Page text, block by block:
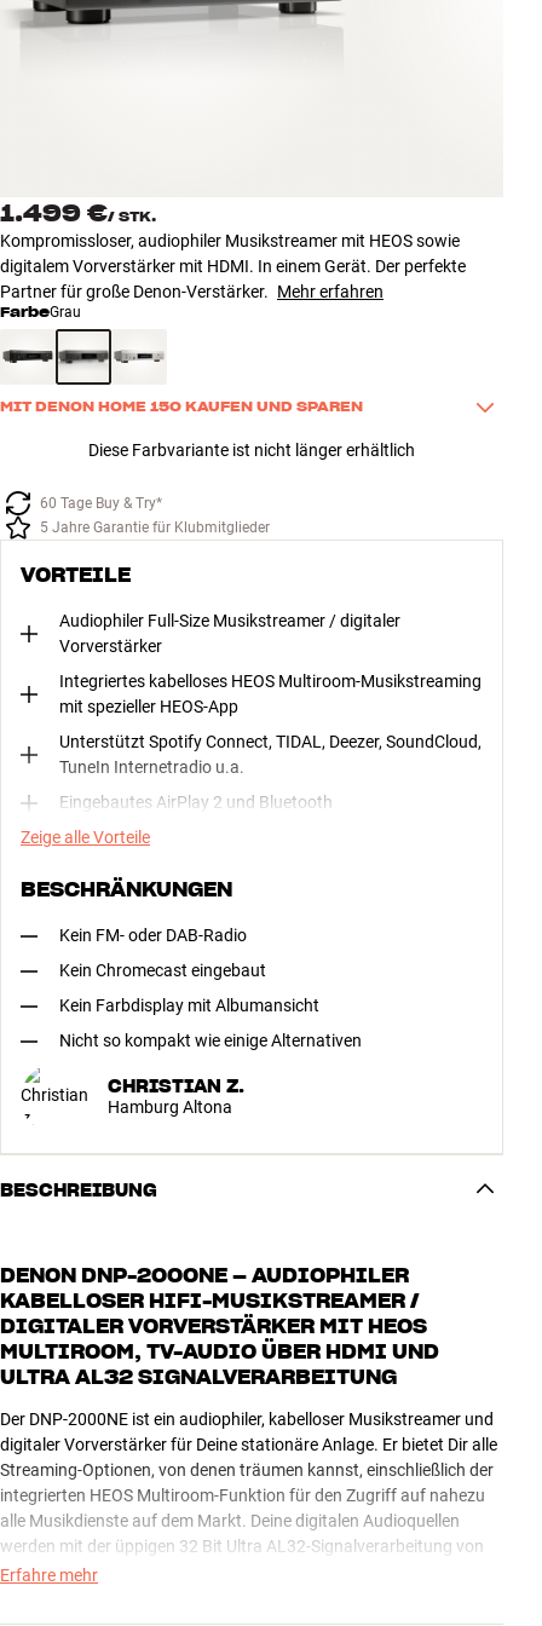
Zubehör
NEUHEITEN
ANGEBOTE
Store Finden
Kundendienst
Anmelden
Kundendienst
1.499 €/ STK.
Kompromissloser, audiophiler Musikstreamer mit HEOS sowie
digitalem Vorverstärker mit HDMI. In einem Gerät. Der perfekte
Partner für große Denon-Verstärker. Mehr erfahren
FarbeGrau
MIT DENON HOME 150 KAUFEN UND SPAREN
Kaufe dieses Produkt zusammen mit einem Denon Home 150 und
weiteren Raum – zum Beispiel in die Küche, ins Büro oder ins
Schlafzimmer.
Diese Farbvariante ist nicht länger erhältlich
60 Tage Buy & Try*
5 Jahre Garantie für Klubmitglieder
VORTEILE
Audiophiler Full-Size Musikstreamer / digitaler
Vorverstärker
Integriertes kabelloses HEOS Multiroom-Musikstreaming
mit spezieller HEOS-App
Unterstützt Spotify Connect, TIDAL, Deezer, SoundCloud,
TuneIn Internetradio u.a.
Eingebautes AirPlay 2 und Bluetooth
Zeige alle Vorteile
BESCHRÄNKUNGEN
Kein FM- oder DAB-Radio
Kein Chromecast eingebaut
Kein Farbdisplay mit Albumansicht
Nicht so kompakt wie einige Alternativen
CHRISTIAN Z.
Hamburg Altona
BESCHREIBUNG
DENON DNP-2000NE – AUDIOPHILER
KABELLOSER HIFI-MUSIKSTREAMER /
DIGITALER VORVERSTÄRKER MIT HEOS
MULTIROOM, TV-AUDIO ÜBER HDMI UND
ULTRA AL32 SIGNALVERARBEITUNG
Der DNP-2000NE ist ein audiophiler, kabelloser Musikstreamer und
digitaler Vorverstärker für Deine stationäre Anlage. Er bietet Dir alle
Streaming-Optionen, von denen träumen kannst, einschließlich der
integrierten HEOS Multiroom-Funktion für den Zugriff auf nahezu
alle Musikdienste auf dem Markt. Deine digitalen Audioquellen
werden mit der üppigen 32 Bit Ultra AL32-Signalverarbeitung von
Denon verwöhnt, und über HDMI-ARC erhältst Du ganz einfach
Ergänzung zu Deinem analogen Denon-Verstärker.
Erfahre mehr